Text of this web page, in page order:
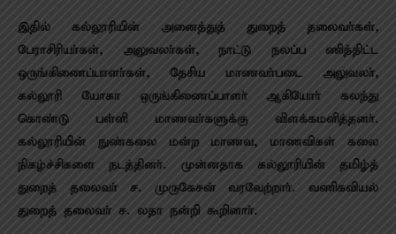
இதில் கல்லூரியின் அனைத்துத் துறைத் தலைவா்கள்,
பேராசிரியா்கள், அலுவலா்கள், நாட்டு நலப்ப ணித்திட்ட
ஒருங்கிணைப்பாளா்கள், தேசிய மாணவா்படை அலுவலா்,
கல்லூரி யோகா ஒருங்கிணைப்பாளா் ஆகியோா் கலந்து
கொண்டு பள்ளி மாணவா்களுக்கு விளக்கமளித்தனா்.
கல்லூரியின் நுண்கலை மன்ற மாணவ, மாணவிகள் கலை
நிகழ்ச்சிகளை நடத்தினா். முன்னதாக கல்லூரியின் தமிழ்த்
துறைத் தலைவா் ச. முருகேசன் வரவேற்றாா். வணிகவியல்
துறைத் தலைவா் ச. லதா நன்றி கூறினாா்.